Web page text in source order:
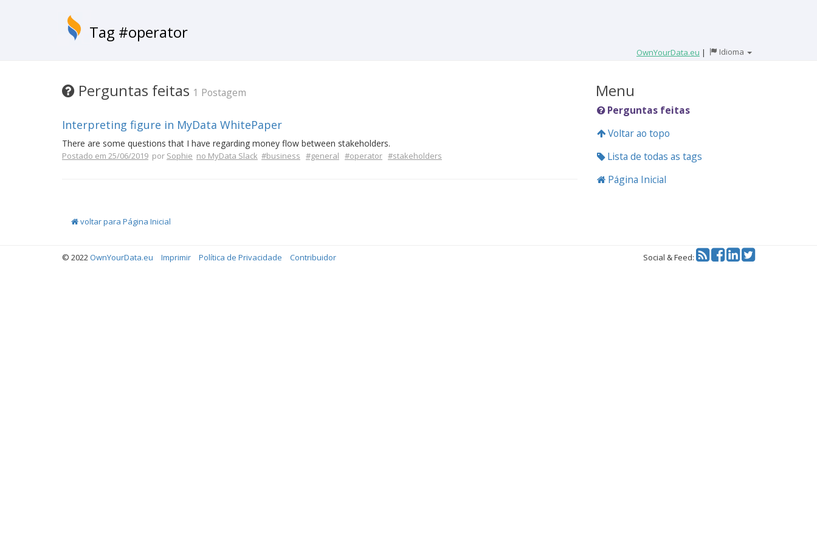
Tag #operator
OwnYourData.eu | Idioma
Perguntas feitas 1 Postagem
Interpreting figure in MyData WhitePaper
There are some questions that I have regarding money flow between stakeholders.
Postado em 25/06/2019 por Sophie no MyData Slack #business #general #operator #stakeholders
Menu
Perguntas feitas
Voltar ao topo
Lista de todas as tags
Página Inicial
voltar para Página Inicial
© 2022OwnYourData.eu Imprimir Política de Privacidade Contribuidor Social & Feed: Twitter